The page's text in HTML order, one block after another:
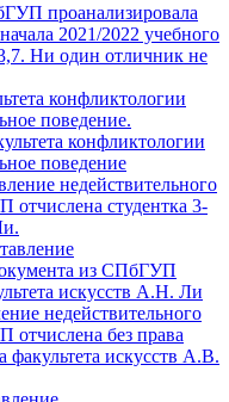
проанализировала
2021/2022 учебного
Ни один отличник не
конфликтологии
поведение
из СПбГУП
искусств А.Н. Ли